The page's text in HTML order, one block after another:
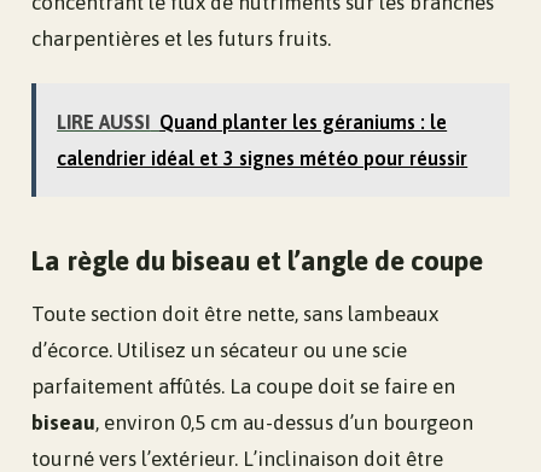
charpentières et les futurs fruits.
LIRE AUSSI Quand planter les géraniums : le
calendrier idéal et 3 signes météo pour réussir
La règle du biseau et l’angle de coupe
Toute section doit être nette, sans lambeaux
d’écorce. Utilisez un sécateur ou une scie
parfaitement affûtés. La coupe doit se faire en
biseau, environ 0,5 cm au-dessus d’un bourgeon
tourné vers l’extérieur. L’inclinaison doit être